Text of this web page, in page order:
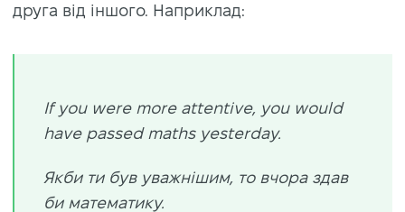
друга від іншого. Наприклад:
If you were more attentive, you would
have passed maths yesterday.
Якби ти був уважнішим, то вчора здав
би математику.